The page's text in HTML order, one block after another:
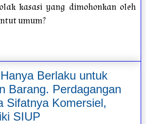
kasasi yang dimohonkan oleh
umum?
Berlaku untuk
Barang. Perdagangan
Sifatnya Komersiel,
SIUP